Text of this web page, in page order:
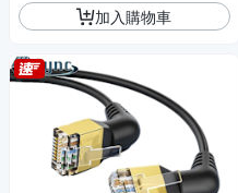
加入購物車